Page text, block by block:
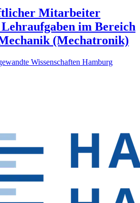
Mitarbeiter
im Bereich
(Mechatronik)
Wissenschaften Hamburg